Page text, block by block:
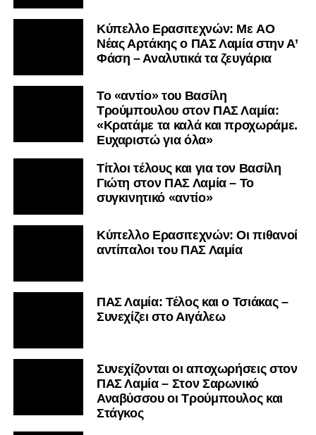
Kύπελλο Ερασιτεχνών: Με AO
Nέας Αρτάκης ο ΠΑΣ Λαμία στην Α’
Φάση – Αναλυτικά τα ζευγάρια
Το «αντίο» του Βασίλη
Τρούμπουλου στον ΠΑΣ Λαμία:
«Κρατάμε τα καλά και προχωράμε.
Ευχαριστώ για όλα»
Τίτλοι τέλους και για τον Βασίλη
Γιώτη στον ΠΑΣ Λαμία – Το
συγκινητικό «αντίο»
Κύπελλο Ερασιτεχνών: Οι πιθανοί
αντίπαλοι του ΠΑΣ Λαμία
ΠΑΣ Λαμία: Τέλος και ο Τσιάκας –
Συνεχίζει στο Αιγάλεω
Συνεχίζονται οι αποχωρήσεις στον
ΠΑΣ Λαμία – Στον Σαρωνικό
Αναβύσσου οι Τρούμπουλος και
Στάγκος